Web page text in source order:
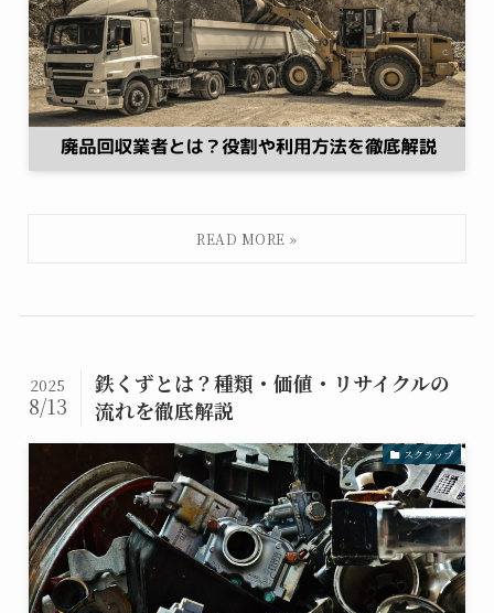
鉄くずとは？種類・価値・リサイクルの
流れを徹底解説
2025
8/13
スクラップ